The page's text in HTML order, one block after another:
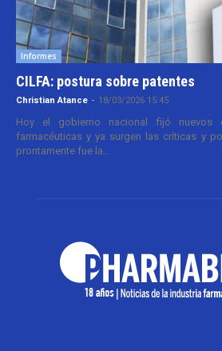
Informes
CILFA: postura sobre patentes
Christian Atance - 18/03/2026 15:45
Hoy el gobierno nacional fijó nuevos
farmacéuticas y ya surgen las críticas y
prontamente fue la...